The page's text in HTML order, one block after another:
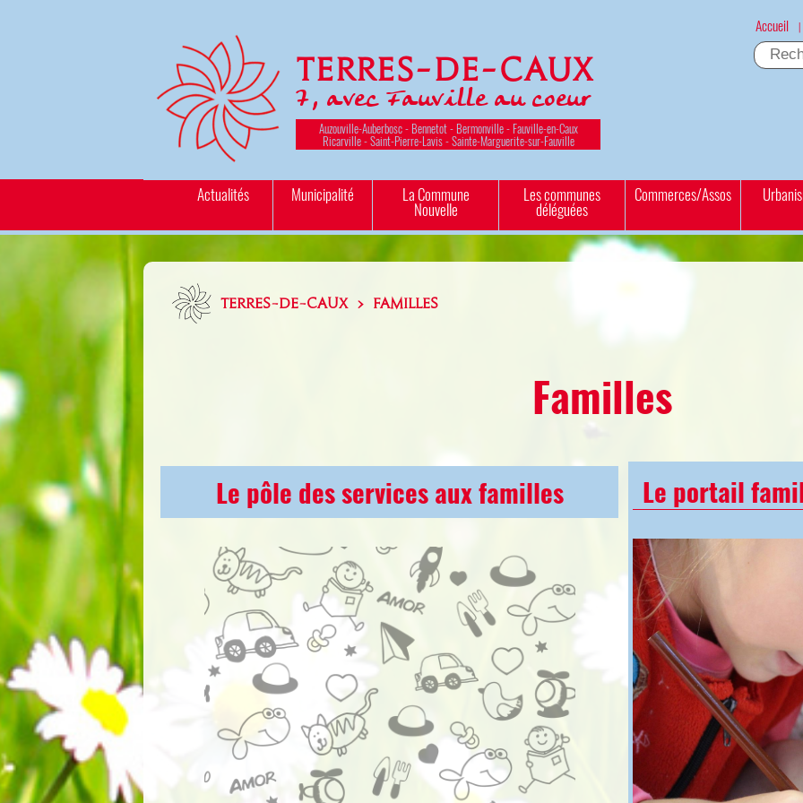
Terres-de-Caux
7, avec Fauville au coeur
Auzouville-Auberbosc - Bennetot - Bermonville - Fauville-en-Caux
Ricarville - Saint-Pierre-Lavis - Sainte-Marguerite-sur-Fauville
Accueil |
Actualités Municipalité La Commune
Nouvelle
Les communes
déléguées
Commerces/Assos
TERRES-DE-CAUX > FAMILLES
Familles
Le pôle des services aux familles Le portail